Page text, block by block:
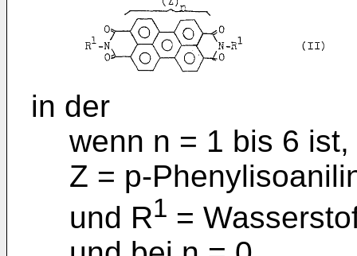
in der
wenn n = 1 bis 6 ist,
Z = p-
und R1 =